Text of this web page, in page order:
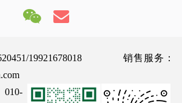
19921678018 销售服务：